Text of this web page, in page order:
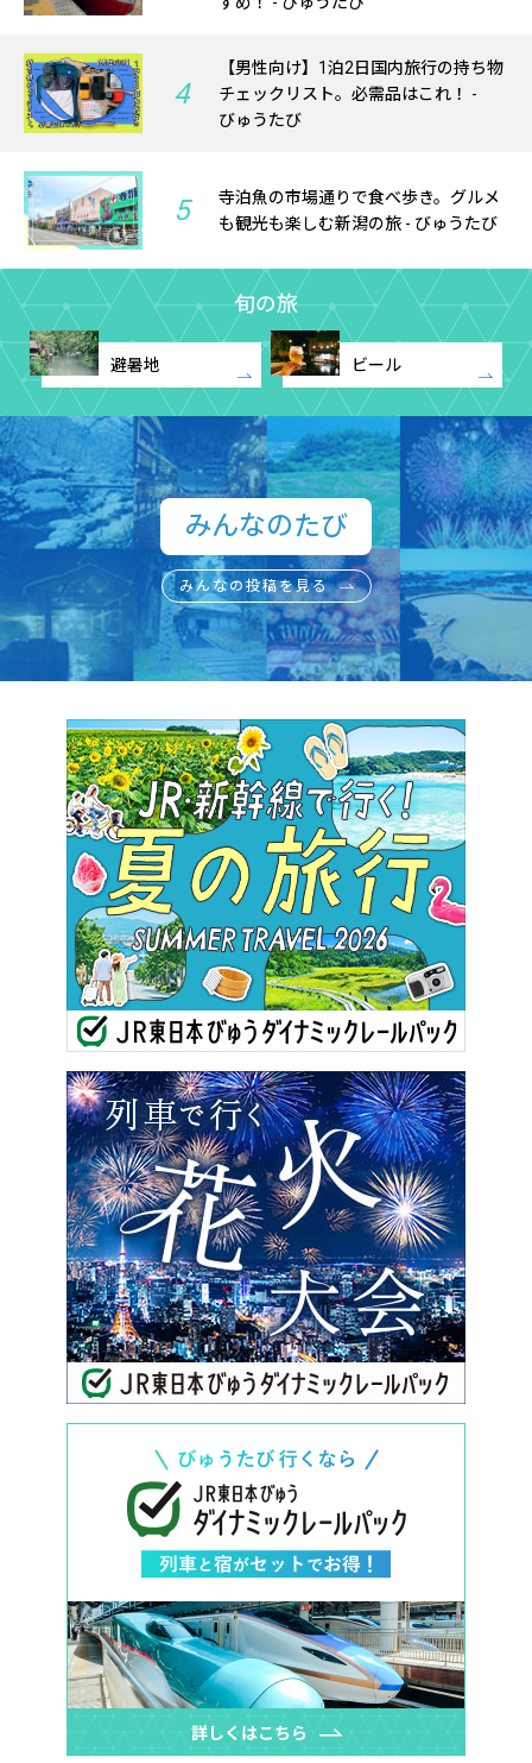
4
【男性向け】1泊2日国内旅行の持ち物
チェックリスト。必需品はこれ！ -
びゅうたび
5
寺泊魚の市場通りで食べ歩き。グルメ
も観光も楽しむ新潟の旅 - びゅうたび
旬の旅
避暑地 ビール
みんなのたび​
みんなの投稿を見る